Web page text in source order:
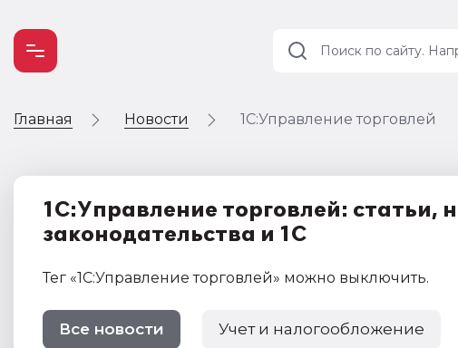
Главная Новости 1С:Управление торговлей
1С:Управление торговлей: статьи,
законодательства и 1С
Тег «1С:Управление торговлей» можно выключить.
Все новости Учет и налогообложение
Учет и